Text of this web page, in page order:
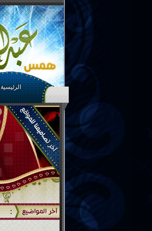
الرئيسية